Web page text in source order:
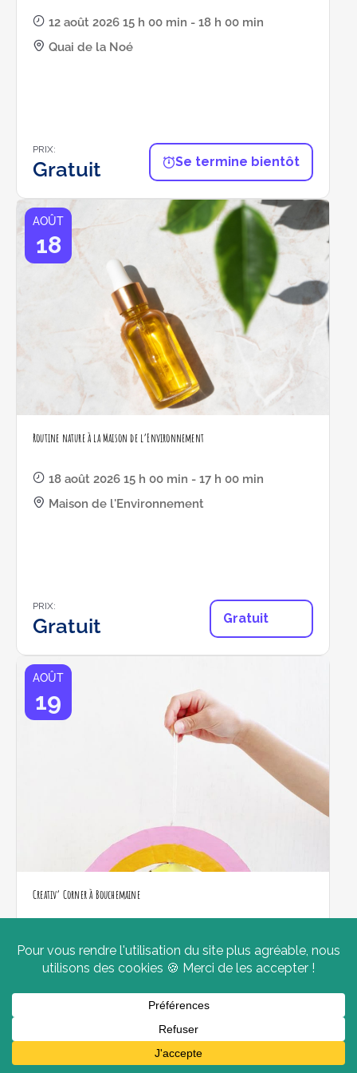
12 août 2026 15 h 00 min - 18 h 00 min
Quai de la Noé
PRIX:
Gratuit Se termine bientôt
AOÛT
18
Routine nature à la Maison de l’Environnement
18 août 2026 15 h 00 min - 17 h 00 min
Maison de l'Environnement
PRIX:
Gratuit Gratuit
AOÛT
19
Creativ’ Corner à Bouchemaine
Quai de la Noé
PRIX: